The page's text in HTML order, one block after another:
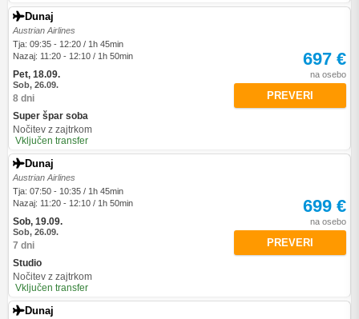
Dunaj
Austrian Airlines
Tja: 09:35 - 12:20 / 1h 45min
Nazaj: 11:20 - 12:10 / 1h 50min
Pet, 18.09.
Sob, 26.09.
8 dni
Super špar soba
Nočitev z zajtrkom
Vključen transfer
697 €
na osebo
PREVERI
Dunaj
Austrian Airlines
Tja: 07:50 - 10:35 / 1h 45min
Nazaj: 11:20 - 12:10 / 1h 50min
Sob, 19.09.
Sob, 26.09.
7 dni
Studio
Nočitev z zajtrkom
Vključen transfer
699 €
na osebo
PREVERI
Dunaj